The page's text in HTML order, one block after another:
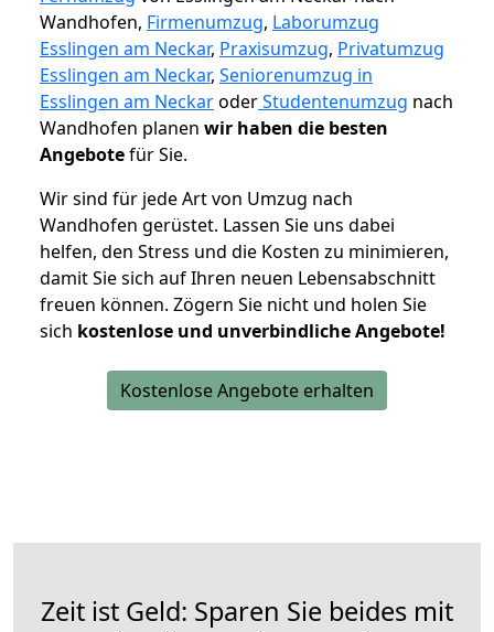
Wandhofen, Firmenumzug, Laborumzug
Esslingen am Neckar, Praxisumzug, Privatumzug
Esslingen am Neckar, Seniorenumzug in
Esslingen am NeckaroderStudentenumzug nach
Wandhofen planen wir haben die besten
Angebotefür Sie.
Wir sind für jede Art von Umzug nach
Wandhofen gerüstet. Lassen Sie uns dabei
helfen, den Stress und die Kosten zu minimieren,
damit Sie sich auf Ihren neuen Lebensabschnitt
freuen können. Zögern Sie nicht und holen Sie
sich kostenlose und unverbindliche Angebote!
Kostenlose Angebote erhalten
Zeit ist Geld: Sparen Sie beides mit